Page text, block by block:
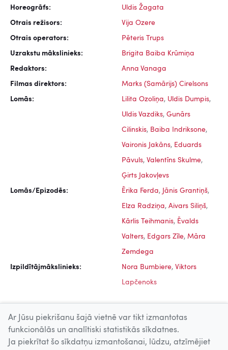
Horeogrāfs: Uldis Žagata
Otrais režisors: Vija Ozere
Otrais operators: Pēteris Trups
Uzrakstu mākslinieks: Brigita Baiba Krūmiņa
Redaktors: Anna Vanaga
Filmas direktors: Marks (Samārijs) Cirelsons
Lomās: Lilita Ozoliņa, Uldis Dumpis,
Uldis Vazdiks, Gunārs
Cilinskis, Baiba Indriksone,
Vaironis Jakāns, Eduards
Pāvuls, Valentīns Skulme,
Ģirts Jakovļevs
Lomās/Epizodēs: Ērika Ferda, Jānis Grantiņš,
Elza Radziņa, Aivars Siliņš,
Kārlis Teihmanis, Ēvalds
Valters, Edgars Zīle, Māra
Zemdega
Izpildītājmākslinieks: Nora Bumbiere, Viktors
Lapčenoks
Uz augšu
Ar Jūsu piekrišanu šajā vietnē var tikt izmantotas
funkcionālās un analītiski statistikās sīkdatnes.
Ja piekrītat šo sīkdatņu izmantošanai, lūdzu, atzīmējiet